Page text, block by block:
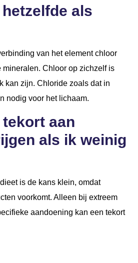
als
van het element chloor
mineralen. Chloor op zichzelf is
kan zijn. Chloride zoals dat in
nodig voor het lichaam.
aan
als ik weinig
is de kans klein, omdat
voorkomt. Alleen bij extreem
aandoening kan een tekort